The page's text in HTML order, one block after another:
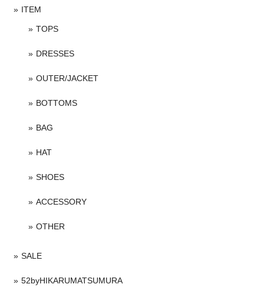
ITEM
TOPS
DRESSES
OUTER/JACKET
BOTTOMS
BAG
HAT
SHOES
ACCESSORY
OTHER
SALE
52byHIKARUMATSUMURA